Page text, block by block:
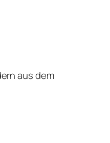
aus dem